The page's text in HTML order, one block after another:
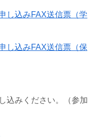
し込みFAX送信票（学
し込みFAX送信票（保
込みください。（参加